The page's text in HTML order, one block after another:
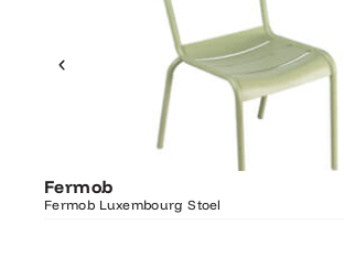
Fermob
Fermob Luxembourg Stoel
Ontdek Fermob
Luxembourg Stoel